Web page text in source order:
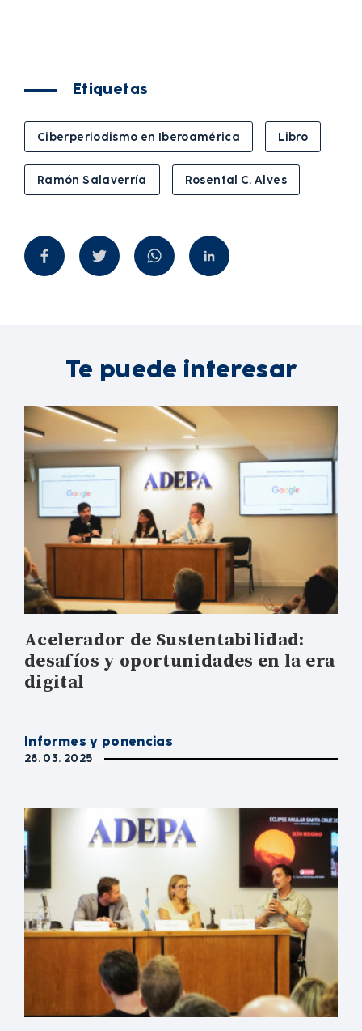
Etiquetas
Ciberperiodismo en Iberoamérica Libro
Ramón Salaverría Rosental C. Alves
Te puede interesar
Acelerador de Sustentabilidad:
desafíos y oportunidades en la era
digital
Informes y ponencias
28. 03. 2025